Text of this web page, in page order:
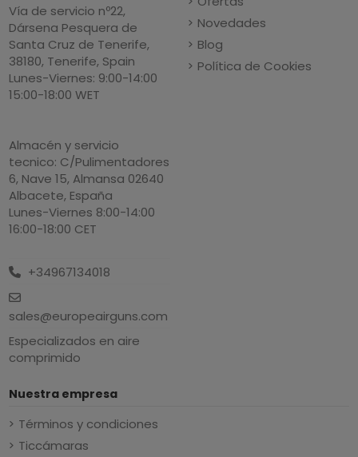
Vía de servicio nº22,
Dársena Pesquera de
Santa Cruz de Tenerife,
38180, Tenerife, Spain
Lunes-Viernes: 9:00-14:00
15:00-18:00 WET
Almacén y servicio
tecnico: C/Pulimentadores
6, Nave 15, Almansa 02640
Albacete, España
Lunes-Viernes 8:00-14:00
16:00-18:00 CET
+34967134018
sales@europeairguns.com
Especializados en aire
comprimido
Novedades
Blog
Política de Cookies
Nuestra empresa
Términos y condiciones
Ticcámaras